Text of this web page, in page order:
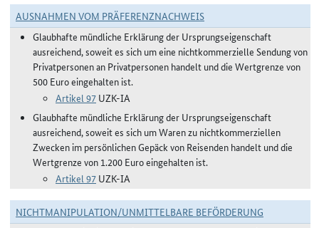
AUSNAHMEN VOM PRÄFERENZNACHWEIS
Glaubhafte mündliche Erklärung der Ursprungseigenschaft
ausreichend, soweit es sich um eine nichtkommerzielle Sendung von
Privatpersonen an Privatpersonen handelt und die Wertgrenze von
500 Euro eingehalten ist.
Artikel 97 UZK-IA
Glaubhafte mündliche Erklärung der Ursprungseigenschaft
ausreichend, soweit es sich um Waren zu nichtkommerziellen
Zwecken im persönlichen Gepäck von Reisenden handelt und die
Wertgrenze von 1.200 Euro eingehalten ist.
Artikel 97 UZK-IA
NICHTMANIPULATION/UNMITTELBARE BEFÖRDERUNG